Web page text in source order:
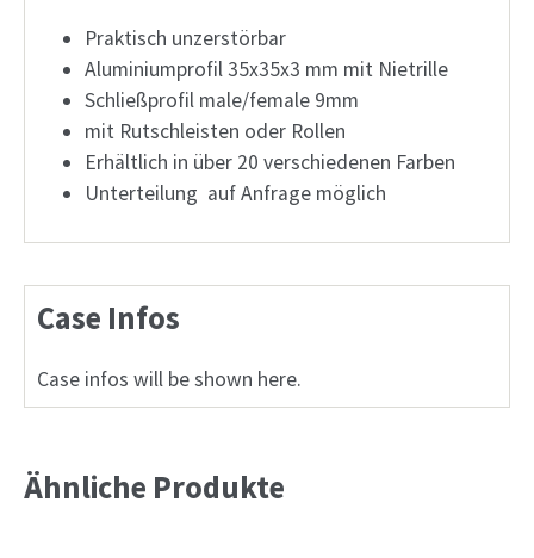
Praktisch unzerstörbar
Aluminiumprofil 35x35x3 mm mit Nietrille
Schließprofil male/female 9mm
mit Rutschleisten oder Rollen
Erhältlich in über 20 verschiedenen Farben
Unterteilung auf Anfrage möglich
Case Infos
Case infos will be shown here.
Ähnliche Produkte